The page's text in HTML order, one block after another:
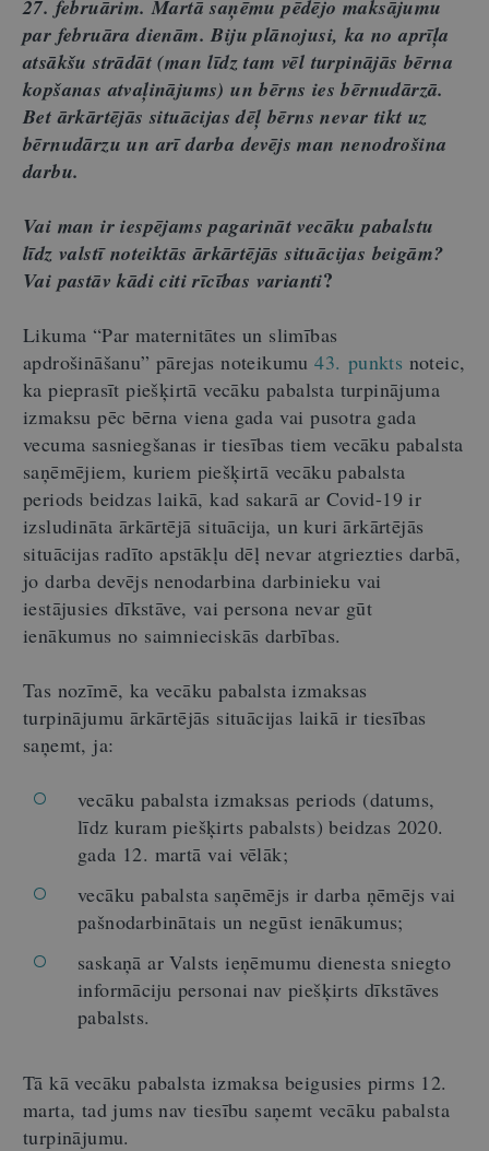
27. februārim. Martā saņēmu pēdējo maksājumu
par februāra dienām. Biju plānojusi, ka no aprīļa
atsākšu strādāt (man līdz tam vēl turpinājās bērna
kopšanas atvaļinājums) un bērns ies bērnudārzā.
Bet ārkārtējās situācijas dēļ bērns nevar tikt uz
bērnudārzu un arī darba devējs man nenodrošina
darbu.
Vai man ir iespējams pagarināt vecāku pabalstu
līdz valstī noteiktās ārkārtējās situācijas beigām?
Vai pastāv kādi citi rīcības varianti?
Likuma “Par maternitātes un slimības
apdrošināšanu” pārejas noteikumu43. punkts noteic,
ka pieprasīt piešķirtā vecāku pabalsta turpinājuma
izmaksu pēc bērna viena gada vai pusotra gada
vecuma sasniegšanas ir tiesības tiem vecāku pabalsta
saņēmējiem, kuriem piešķirtā vecāku pabalsta
periods beidzas laikā, kad sakarā ar Covid-19 ir
izsludināta ārkārtējā situācija, un kuri ārkārtējās
situācijas radīto apstākļu dēļ nevar atgriezties darbā,
jo darba devējs nenodarbina darbinieku vai
iestājusies dīkstāve, vai persona nevar gūt
ienākumus no saimnieciskās darbības.
Tas nozīmē, ka vecāku pabalsta izmaksas
turpinājumu ārkārtējās situācijas laikā ir tiesības
saņemt, ja:
vecāku pabalsta izmaksas periods (datums,
līdz kuram piešķirts pabalsts) beidzas 2020.
gada 12. martā vai vēlāk;
vecāku pabalsta saņēmējs ir darba ņēmējs vai
pašnodarbinātais un negūst ienākumus;
saskaņā ar Valsts ieņēmumu dienesta sniegto
informāciju personai nav piešķirts dīkstāves
pabalsts.
Tā kā vecāku pabalsta izmaksa beigusies pirms 12.
marta, tad jums nav tiesību saņemt vecāku pabalsta
turpinājumu.